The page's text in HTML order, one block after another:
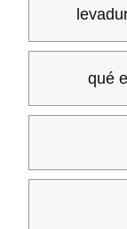
qué